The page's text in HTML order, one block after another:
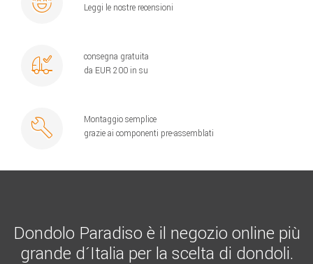
Leggi le nostre recensioni
consegna gratuita
da EUR 200 in su
Montaggio semplice
grazie ai componenti pre-assemblati
Dondolo Paradiso è il negozio online più
grande d´Italia per la scelta di dondoli.